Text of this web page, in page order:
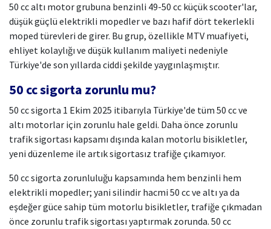
50 cc altı motor grubuna benzinli 49-50 cc küçük scooter'lar,
düşük güçlü elektrikli mopedler ve bazı hafif dört tekerlekli
moped türevleri de girer. Bu grup, özellikle MTV muafiyeti,
ehliyet kolaylığı ve düşük kullanım maliyeti nedeniyle
Türkiye'de son yıllarda ciddi şekilde yaygınlaşmıştır.
50 cc sigorta zorunlu mu?
50 cc sigorta 1 Ekim 2025 itibarıyla Türkiye'de tüm 50 cc ve
altı motorlar için zorunlu hale geldi. Daha önce zorunlu
trafik sigortası kapsamı dışında kalan motorlu bisikletler,
yeni düzenleme ile artık sigortasız trafiğe çıkamıyor.
50 cc sigorta zorunluluğu kapsamında hem benzinli hem
elektrikli mopedler; yani silindir hacmi 50 cc ve altı ya da
eşdeğer güce sahip tüm motorlu bisikletler, trafiğe çıkmadan
önce zorunlu trafik sigortası yaptırmak zorunda. 50 cc